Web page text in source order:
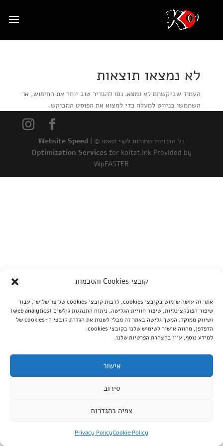
קובצי Cookies והסכמות
אתר זה עושה שימוש בקובצי cookies, לרבות קובצי cookies של צד שלישי, עבור
שיפור הפונקצינליות, שיפור חוויית הגלישה, ניתוח התנהגות גולשים (web analytics)
ושיווק ממוקד. המשך גלישה באתר זה מבלי לשנות את הגדרת קובצי ה-cookies של
הדפדפן, מהווה אישור לשימוש שלנו בקובצי cookies.
למידע נוסף, עיין בהצהרת הפרטיות שלנו.
אישור
סירוב
צפיה בהגדרות
Cookie Policy
Privacy Policy
לא נמצאו תוצאות
העמוד שביקשתם לא נמצא. נסו להגדיר טוב יותר את החיפוש, או
השתמשו בניווט למעלה כדי למצוא את הפוסט המבוקש.
כל הזכויות שמורות לקוי טאטו © | Website Speed
Optimization Services for koitat.ink Provided by
WpFASTER